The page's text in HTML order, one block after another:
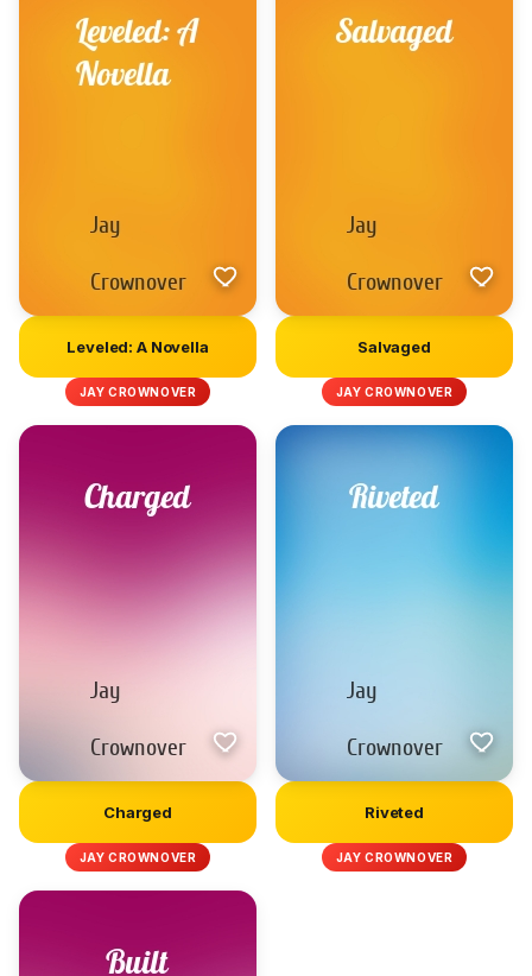
Leveled: A Novella
JAY CROWNOVER
Salvaged
JAY CROWNOVER
Charged
JAY CROWNOVER
Riveted
JAY CROWNOVER